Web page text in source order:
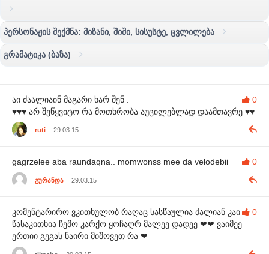
პერსონაჟის შექმნა: მიზანი, შიში, სისუსტე, ცვლილება
გრამატიკა (ბაზა)
0
აი ძაალიაინ მაგარი ხარ შენ .
♥♥♥ არ შეწყვიტო რა მოთხრობა აუცილებლად დაამთავრე ♥♥
ruti 29.03.15
0
gagrzelee aba raundaqna.. momwonss mee da velodebii
გურანდა 29.03.15
0
კომენტარირო ვკითხულობ რაღაც სასწაულია ძალიან კაი
წასაკითხია ჩემო კარქო ყოჩაღრ მალეე დადეე ❤❤ ვაიმეე
ერთიი გეგას ნაირი მიშოვეთ რა ❤